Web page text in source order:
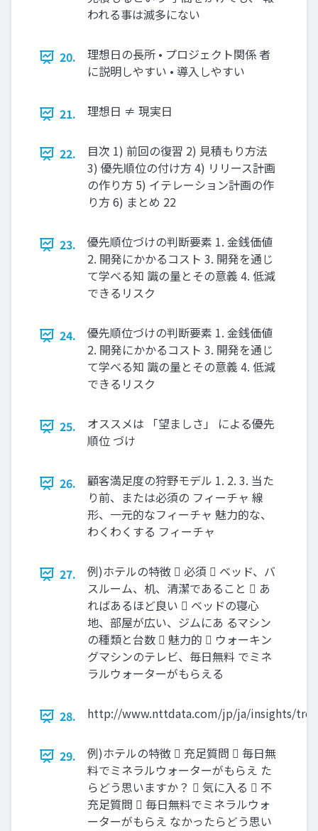
われる事は滅多にない
20.
理想日の長所 • プロジェクト関係 者
に説明しやすい • 導入しやすい
21. 理想日 ≠ 現実日
22.
目次 1) 前回の復習 2) 見積もり方法
3) 優先順位の付け方 4) リリース計画
の作り方 5) イテレーション計画の作
り方 6) まとめ 22
23.
優先順位づけの判断要素 1. 金銭価値
2. 開発にかかるコスト 3. 開発を通じ
て学べる知 識の量とその意義 4. 低減
できるリスク
24.
優先順位づけの判断要素 1. 金銭価値
2. 開発にかかるコスト 3. 開発を通じ
て学べる知 識の量とその意義 4. 低減
できるリスク
25.
オススメは 「望ましさ」 による優先
順位 づけ
26.
顧客満足度の狩野モデル 1. 2. 3. 当た
り前、または必須の フィーチャ 線
形、一元的なフィーチャ 魅力的な、
わくわくする フィーチャ
27.
例)ホテルの特徴  必須  ベッド、バ
スルーム、机、清潔であること  あ
ればあるほど良い  ベッドの寝心
地、部屋が広い、ジムにあ るマシン
の種類と台数  魅力的  ウォーキン
グマシンのテレビ、毎日無料 でミネ
ラルウォーターがもらえる
28. http://www.nttdata.com/jp/ja/insights/
29.
例)ホテルの特徴  充足質問  毎日無
料でミネラルウォーターがもらえ た
らどう思いますか？  気に入る  不
充足質問  毎日無料でミネラルウォ
ーターがもらえ なかったらどう思い